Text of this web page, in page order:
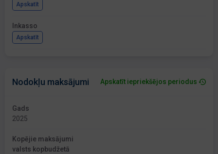
Apskatīt
Inkasso
Apskatīt
Nodokļu maksājumi Apskatīt iepriekšējos periodus
Gads
2025
Kopējie maksājumi
valsts kopbudžetā